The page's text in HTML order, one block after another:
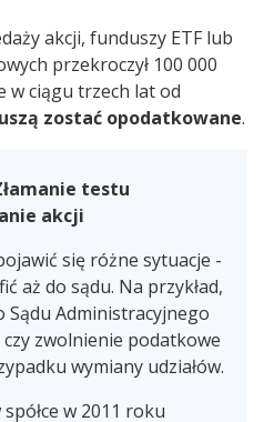
akcji, funduszy ETF lub
przekroczył 100 000
w ciągu trzech lat od
zostać opodatkowane.
testu
akcji
się różne sytuacje -
aż do sądu. Na przykład,
Sądu Administracyjnego
czy zwolnienie podatkowe
wymiany udziałów.
w 2011 roku